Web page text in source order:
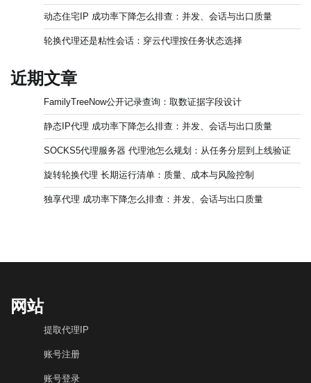
动态住宅IP 成功率下降怎么排查：并发、会话与出口质量
轮换代理还是粘性会话：穿云代理按任务状态选择
近期文章
FamilyTreeNow公开记录查询：取数证据字段设计
静态IP代理 成功率下降怎么排查：并发、会话与出口质量
SOCKS5代理服务器 代理池怎么规划：从任务分层到上线验证
旋转轮换代理 长期运行清单：质量、成本与风险控制
独享代理 成功率下降怎么排查：并发、会话与出口质量
网站
提取代理IP
账号注册
账号登录